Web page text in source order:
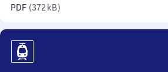
PDF (372 kB)